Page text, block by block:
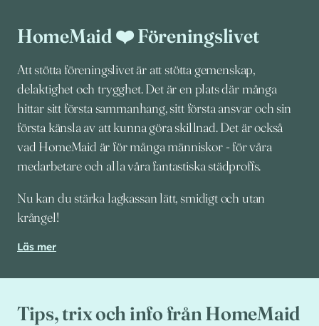
HomeMaid ❤️ Föreningslivet
Att stötta föreningslivet är att stötta gemenskap,
delaktighet och trygghet. Det är en plats där många
hittar sitt första sammanhang, sitt första ansvar och sin
första känsla av att kunna göra skillnad. Det är också
vad HomeMaid är för många människor - för våra
medarbetare och alla våra fantastiska städproffs.
Nu kan du stärka lagkassan lätt, smidigt och utan
krångel!
Läs mer
Tips, trix och info från HomeMaid